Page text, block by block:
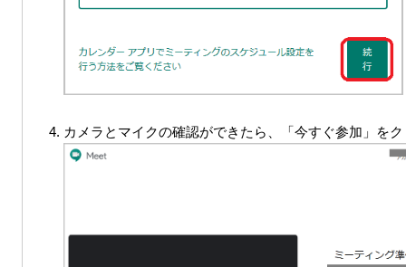
カメラとマイクの確認ができたら、「今すぐ参加」を